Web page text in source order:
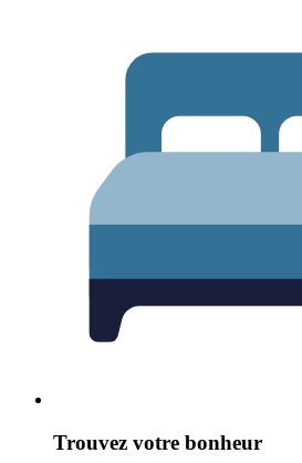
Trouvez votre bonheur